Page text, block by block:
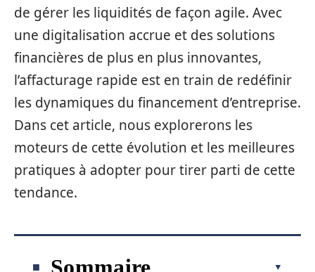
de gérer les liquidités de façon agile. Avec
une digitalisation accrue et des solutions
financières de plus en plus innovantes,
l’affacturage rapide est en train de redéfinir
les dynamiques du financement d’entreprise.
Dans cet article, nous explorerons les
moteurs de cette évolution et les meilleures
pratiques à adopter pour tirer parti de cette
tendance.
Sommaire